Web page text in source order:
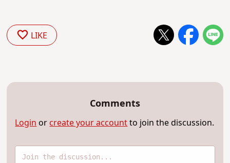
LIKE
Comments
Loginorcreate your accountto join the discussion.